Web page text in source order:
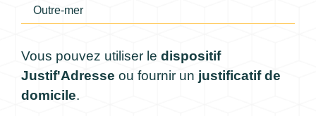
Outre-mer
Vous pouvez utiliser le dispositif
Justif'Adresse ou fournir un justificatif de
domicile.